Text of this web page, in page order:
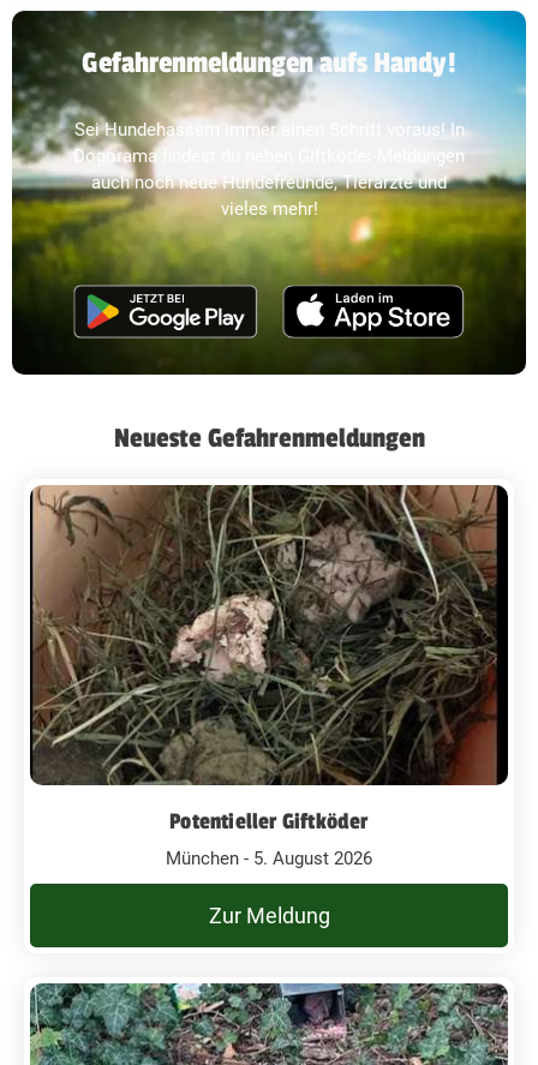
Gefahrenmeldungen aufs Handy!
Sei Hundehassern immer einen Schritt voraus! In
Dogorama findest du neben Giftköder-Meldungen
auch noch neue Hundefreunde, Tierärzte und
vieles mehr!
Neueste Gefahrenmeldungen
Potentieller Giftköder
München - 5. August 2026
Zur Meldung